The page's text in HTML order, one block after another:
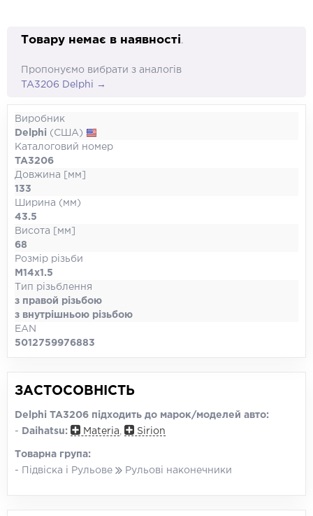
Товару немає в наявності.
Пропонуємо вибрати з аналогів
TA3206 Delphi →
Виробник
Delphi (США)
Каталоговий номер
TA3206
Довжина [мм]
133
Ширина (мм)
43.5
Висота [мм]
68
Розмір різьби
M14x1.5
Тип різьблення
з правой різьбою
з внутрішньою різьбою
EAN
5012759976883
ЗАСТОСОВНІСТЬ
Delphi TA3206 підходить до марок/моделей авто:
-
Daihatsu: Materia Sirion
Товарна група:
- Підвіска і Рульове
Рульові наконечники